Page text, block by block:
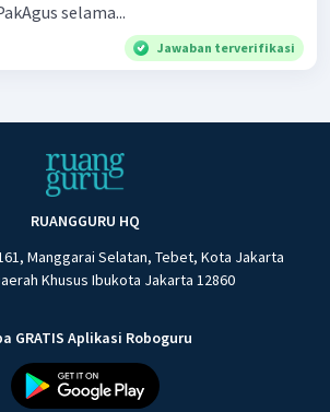
selama...
Jawaban terverifikasi
RUANGGURU HQ
Manggarai Selatan, Tebet, Kota Jakarta
Khusus Ibukota Jakarta 12860
GRATIS Aplikasi Roboguru